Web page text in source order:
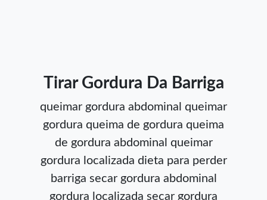
Tirar Gordura Da Barriga
queimar gordura abdominal queimar
gordura queima de gordura queima
de gordura abdominal queimar
gordura localizada dieta para perder
barriga secar gordura abdominal
gordura localizada secar gordura